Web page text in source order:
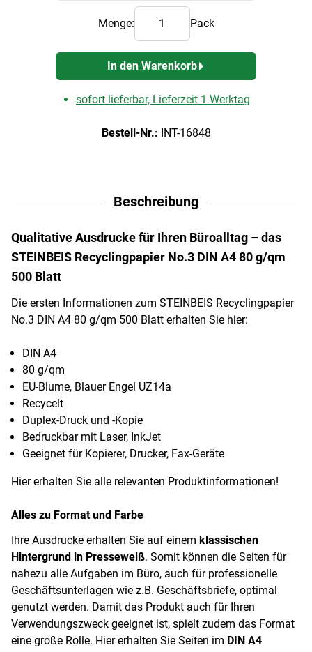
Menge: Pack
In den Warenkorb
sofort lieferbar, Lieferzeit 1 Werktag
Bestell-Nr.: INT-16848
Beschreibung
Qualitative Ausdrucke für Ihren Büroalltag – das
STEINBEIS Recyclingpapier No.3 DIN A4 80 g/qm
500 Blatt
Die ersten Informationen zum STEINBEIS Recyclingpapier
No.3 DIN A4 80 g/qm 500 Blatt erhalten Sie hier:
DIN A4
80 g/qm
EU-Blume, Blauer Engel UZ14a
Recycelt
Duplex-Druck und -Kopie
Bedruckbar mit Laser, InkJet
Geeignet für Kopierer, Drucker, Fax-Geräte
Hier erhalten Sie alle relevanten Produktinformationen!
Alles zu Format und Farbe
Ihre Ausdrucke erhalten Sie auf einem klassischen
Hintergrund in Presseweiß. Somit können die Seiten für
nahezu alle Aufgaben im Büro, auch für professionelle
Geschäftsunterlagen wie z.B. Geschäftsbriefe, optimal
genutzt werden. Damit das Produkt auch für Ihren
Verwendungszweck geeignet ist, spielt zudem das Format
eine große Rolle. Hier erhalten Sie Seiten im DIN A4